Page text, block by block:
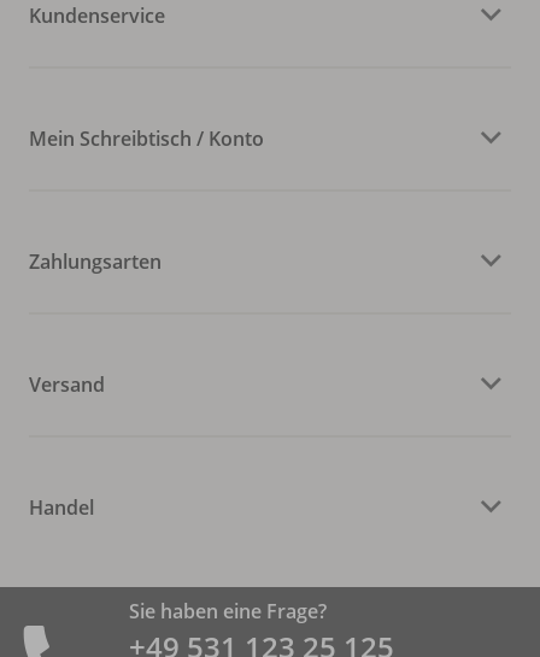
Kundenservice
Mein Schreibtisch / Konto
Zahlungsarten
Versand
Handel
Sie haben eine Frage?
+49 531 ­123 25 125